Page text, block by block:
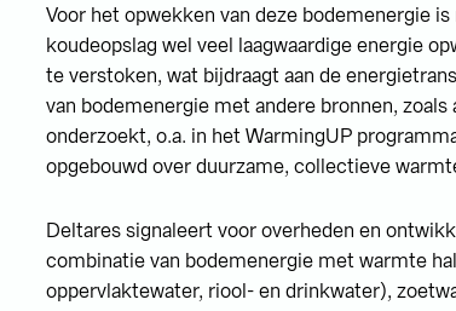
Voor het opwekken van deze bodemenergie
koudeopslag wel veel laagwaardige energie
te verstoken, wat bijdraagt aan de
van bodemenergie met andere bronnen,
onderzoekt, o.a. in het WarmingUP
opgebouwd over duurzame, collectieve
Deltares signaleert voor overheden en
combinatie van bodemenergie met warmte
oppervlaktewater, riool- en drinkwater),